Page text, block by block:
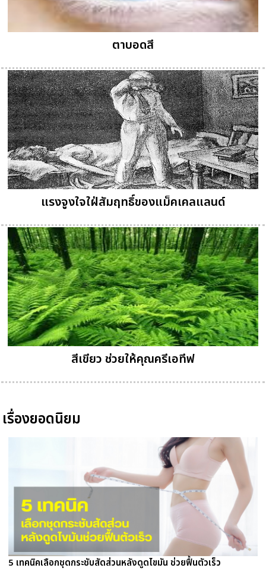
ตาบอดสี
แรงจูงใจใฝ่สัมฤทธิ์ของแม็คเคลแลนด์
สีเขียว ช่วยให้คุณครีเอทีฟ
เรื่องยอดนิยม
5 เทคนิคเลือกชุดกระชับสัดส่วนหลังดูดไขมัน ช่วยฟื้นตัวเร็ว